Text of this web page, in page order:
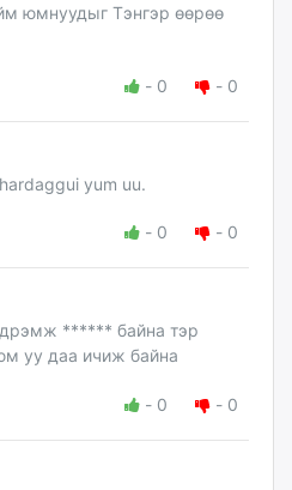
юмнуудыг Тэнгэр өөрөө
- 0 - 0
yum uu.
- 0 - 0
****** байна тэр
уу даа ичиж байна
- 0 - 0